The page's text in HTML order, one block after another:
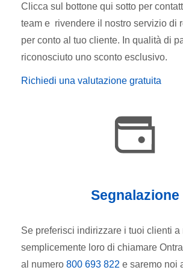
Clicca sul bottone qui sotto per
team e rivendere il nostro servizio di
per conto al tuo cliente. In qualità di
riconosciuto uno sconto esclusivo.
Richiedi una valutazione gratuita
Segnalazione
Se preferisci indirizzare i tuoi clienti a
semplicemente loro di chiamare
al numero 800 693 822 e saremo noi